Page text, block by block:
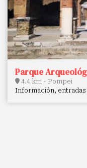
Parque
4.4 km - Pompei
Información, entradas